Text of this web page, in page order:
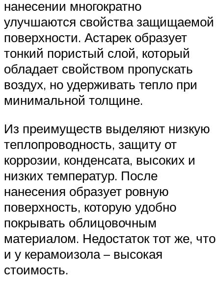
нанесении многократно
улучшаются свойства защищаемой
поверхности. Астарек образует
тонкий пористый слой, который
обладает свойством пропускать
воздух, но удерживать тепло при
минимальной толщине.
Из преимуществ выделяют низкую
теплопроводность, защиту от
коррозии, конденсата, высоких и
низких температур. После
нанесения образует ровную
поверхность, которую удобно
покрывать облицовочным
материалом. Недостаток тот же, что
и у керамоизола – высокая
стоимость.